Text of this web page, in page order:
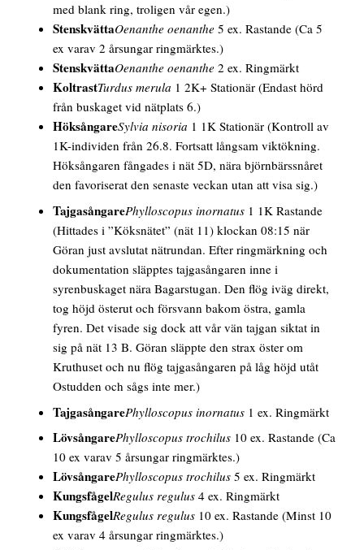
med blank ring, troligen vår egen.)
StenskvättaOenanthe oenanthe 5 ex. Rastande(Ca 5
ex varav 2 årsungar ringmärktes.)
StenskvättaOenanthe oenanthe 2 ex. Ringmärkt
KoltrastTurdus merula 1 2K+ Stationär(Endast hörd
från buskaget vid nätplats 6.)
HöksångareSylvia nisoria 1 1K Stationär(Kontroll av
1K-individen från 26.8. Fortsatt långsam viktökning.
Höksångaren fångades i nät 5D, nära björnbärssnåret
den favoriserat den senaste veckan utan att visa sig.)
TajgasångarePhylloscopus inornatus 1 1K Rastande
(Hittades i ”Köksnätet” (nät 11) klockan 08:15 när
Göran just avslutat nätrundan. Efter ringmärkning och
dokumentation släpptes tajgasångaren inne i
syrenbuskaget nära Bagarstugan. Den flög iväg direkt,
tog höjd österut och försvann bakom östra, gamla
fyren. Det visade sig dock att vår vän tajgan siktat in
sig på nät 13 B. Göran släppte den strax öster om
Kruthuset och nu flög tajgasångaren på låg höjd utåt
Ostudden och sågs inte mer.)
TajgasångarePhylloscopus inornatus 1 ex. Ringmärkt
LövsångarePhylloscopus trochilus 10 ex. Rastande(Ca
10 ex varav 5 årsungar ringmärktes.)
LövsångarePhylloscopus trochilus 5 ex. Ringmärkt
KungsfågelRegulus regulus 4 ex. Ringmärkt
KungsfågelRegulus regulus 10 ex. Rastande(Minst 10
ex varav 4 årsungar ringmärktes.)